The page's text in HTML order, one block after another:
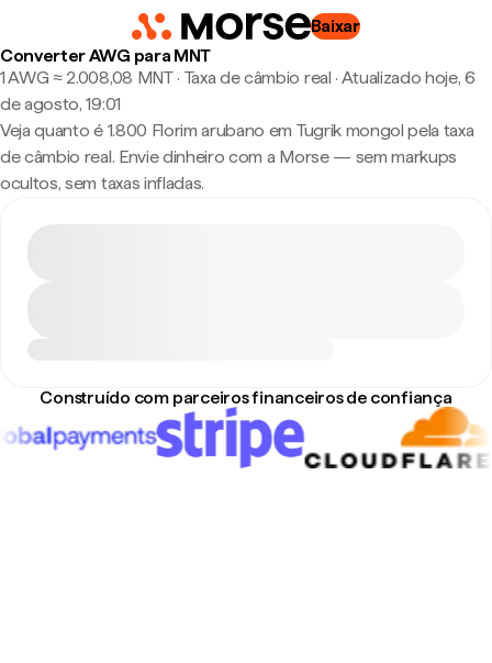
Baixar
Converter AWG para MNT
1 AWG ≈ 2.008,08 MNT · Taxa de câmbio real · Atualizado hoje, 6
de agosto, 19:01
Veja quanto é 1.800 Florim arubano em Tugrik mongol pela taxa
de câmbio real. Envie dinheiro com a Morse — sem markups
ocultos, sem taxas infladas.
Construído com parceiros financeiros de confiança